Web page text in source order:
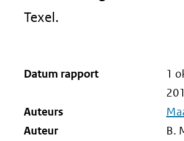
Texel.
Datum rapport
1
Auteurs
Auteur
B.